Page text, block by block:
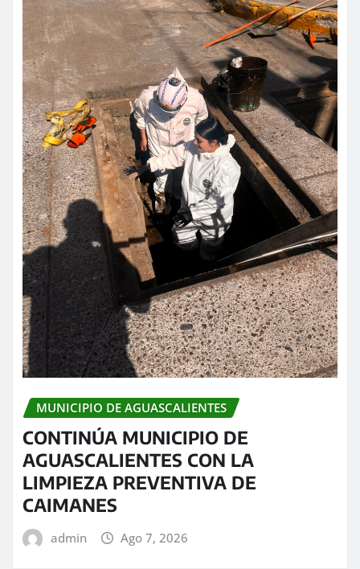
MUNICIPIO DE AGUASCALIENTES
CONTINÚA MUNICIPIO DE
AGUASCALIENTES CON LA
LIMPIEZA PREVENTIVA DE
CAIMANES
admin Ago 7, 2026